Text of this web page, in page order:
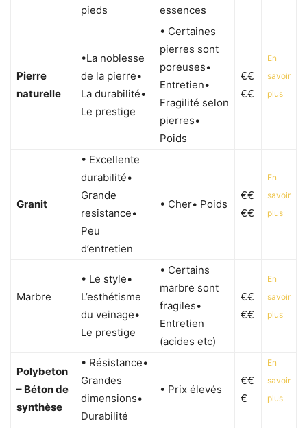
pieds
essences
Pierre
naturelle
•La noblesse
de la pierre•
La durabilité•
Le prestige
• Certaines
pierres sont
poreuses•
Entretien•
Fragilité selon
pierres•
Poids
€€
€€
En
savoir
plus
Granit
• Excellente
durabilité•
Grande
resistance•
Peu
d’entretien
• Cher• Poids
€€
€€
En
savoir
plus
Marbre
• Le style•
L’esthétisme
du veinage•
Le prestige
• Certains
marbre sont
fragiles•
Entretien
(acides etc)
€€
€€
En
savoir
plus
Polybeton
– Béton de
synthèse
• Résistance•
Grandes
dimensions•
Durabilité
• Prix élevés
€€
€
En
savoir
plus